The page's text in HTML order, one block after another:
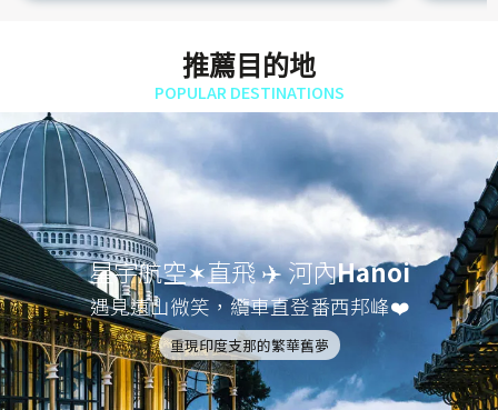
推薦目的地
POPULAR DESTINATIONS
星宇航空✶直飛 ✈️ 河內Hanoi
遇見遠山微笑，纜車直登番西邦峰❤️
重現印度支那的繁華舊夢